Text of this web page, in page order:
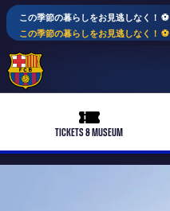
この季節の暮らしをお見逃しなく！ ⚽️
この季節の暮らしをお見逃しなく！ ⚽️
ticket-full
TICKETS & MUSEUM